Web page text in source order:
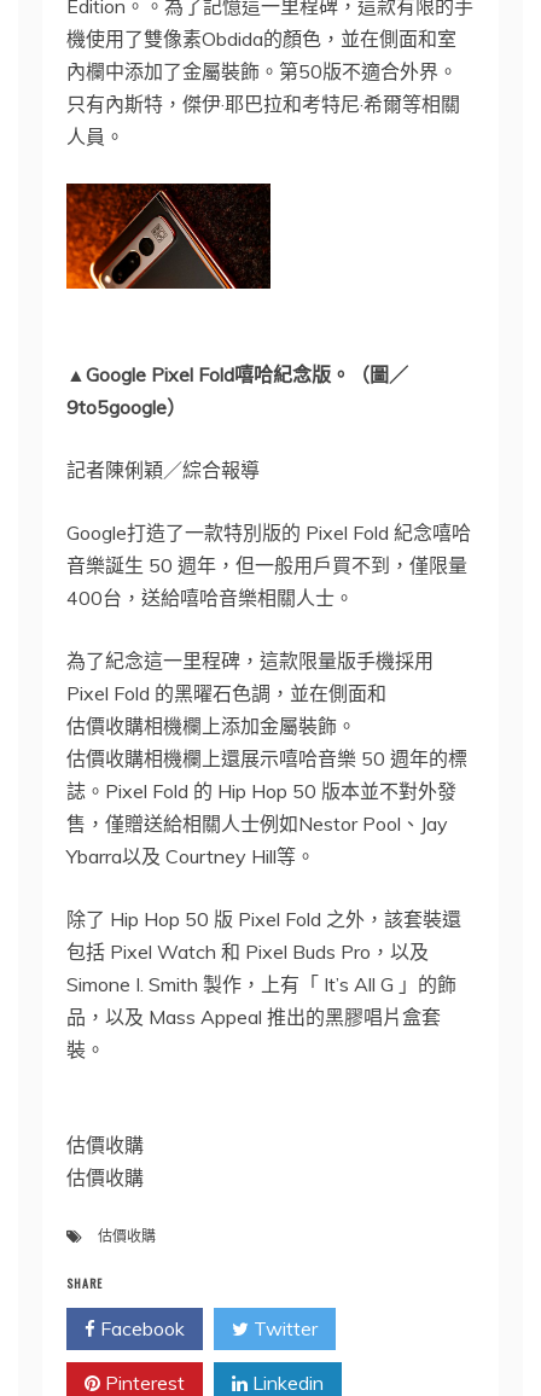
Edition。。為了記憶這一里程碑，這款有限的手
機使用了雙像素Obdida的顏色，並在側面和室
內欄中添加了金屬裝飾。第50版不適合外界。
只有內斯特，傑伊·耶巴拉和考特尼·希爾等相關
人員。
▲Google Pixel Fold嘻哈紀念版。（圖／
9to5google）
記者陳俐穎／綜合報導
Google打造了一款特別版的 Pixel Fold 紀念嘻哈
音樂誕生 50 週年，但一般用戶買不到，僅限量
400台，送給嘻哈音樂相關人士。
為了紀念這一里程碑，這款限量版手機採用
Pixel Fold 的黑曜石色調，並在側面和
估價收購相機欄上添加金屬裝飾。
估價收購相機欄上還展示嘻哈音樂 50 週年的標
誌。Pixel Fold 的 Hip Hop 50 版本並不對外發
售，僅贈送給相關人士例如Nestor Pool、Jay
Ybarra以及 Courtney Hill等。
除了 Hip Hop 50 版 Pixel Fold 之外，該套裝還
包括 Pixel Watch 和 Pixel Buds Pro，以及
Simone I. Smith 製作，上有「 It’s All G 」的飾
品，以及 Mass Appeal 推出的黑膠唱片盒套
裝。
估價收購
估價收購
估價收購
SHARE
Facebook Twitter
Pinterest Linkedin